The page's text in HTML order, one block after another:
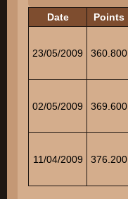
Date Points
23/05/2009 360.800
02/05/2009 369.600
11/04/2009 376.200